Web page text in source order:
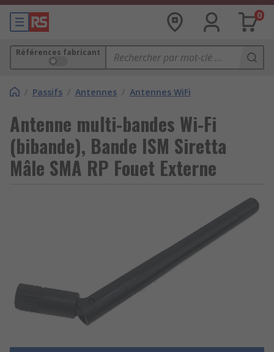
0
Références fabricant
/ Passifs / Antennes / Antennes WiFi
Antenne multi-bandes Wi-Fi
(bibande), Bande ISM Siretta
Mâle SMA RP Fouet Externe